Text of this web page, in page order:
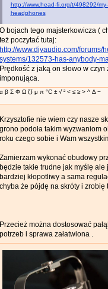
http://www.head-fi.org/t/498292/
headphones
O bojach tego majsterkowicza (
też poczytać tutaj:
http://www.diyaudio.com/forums/
systems/132573-has-anybody-
Prędkość z jaką on słowo w
imponująca.
α β Σ Φ Ω ℧ μ π °C ± √ ² < ≤ ≥ > ^ Δ −
Krzysztofie nie wiem czy nasze
grono podoła takim wyzwaniom
roku czego sobie i Wam
Zamierzam wykonać obudowy
będzie takie trudne jak myślę ale
bardziej kłopotliwy a sama
chyba że pójdę na skróty i zrobię
Przecież można dostosować
potrzeb i sprawa załatwiona .